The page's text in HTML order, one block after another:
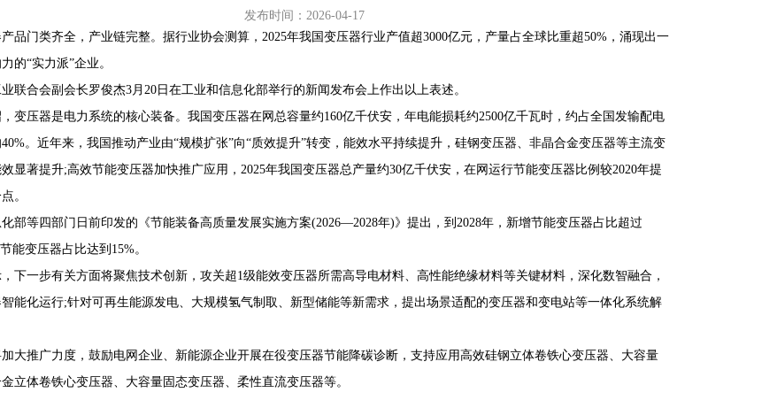
发布时间：2026-04-17
品门类齐全，产业链完整。据行业协会测算，2025年我国变压器行业产值超3000亿元，产量占全球比重超50%，涌现出一
的“实力派”企业。
联合会副会长罗俊杰3月20日在工业和信息化部举行的新闻发布会上作出以上表述。
变压器是电力系统的核心装备。我国变压器在网总容量约160亿千伏安，年电能损耗约2500亿千瓦时，约占全国发输配电
。近年来，我国推动产业由“规模扩张”向“质效提升”转变，能效水平持续提升，硅钢变压器、非晶合金变压器等主流变
显著提升;高效节能变压器加快推广应用，2025年我国变压器总产量约30亿千伏安，在网运行节能变压器比例较2020年提
。
部等四部门日前印发的《节能装备高质量发展实施方案(2026—2028年)》提出，到2028年，新增节能变压器占比超过
能变压器占比达到15%。
下一步有关方面将聚焦技术创新，攻关超1级能效变压器所需高导电材料、高性能绝缘材料等关键材料，深化数智融合，
能化运行;针对可再生能源发电、大规模氢气制取、新型储能等新需求，提出场景适配的变压器和变电站等一体化系统解
大推广力度，鼓励电网企业、新能源企业开展在役变压器节能降碳诊断，支持应用高效硅钢立体卷铁心变压器、大容量
立体卷铁心变压器、大容量固态变压器、柔性直流变压器等。